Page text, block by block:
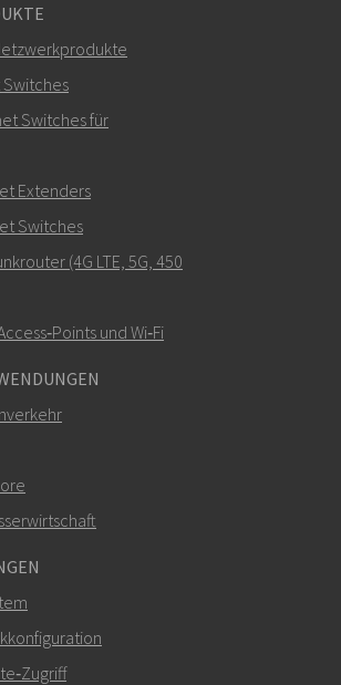
Switches
Switches für
Extenders
Switches
(4G LTE, 5G, 450
und Wi‑Fi